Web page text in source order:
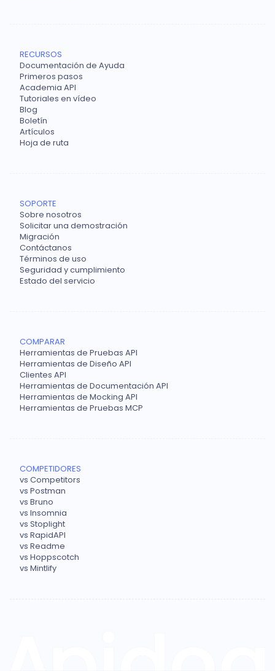
RECURSOS
Documentación de Ayuda
Primeros pasos
Academia API
Tutoriales en vídeo
Blog
Boletín
Artículos
Hoja de ruta
SOPORTE
Sobre nosotros
Solicitar una demostración
Migración
Contáctanos
Términos de uso
Seguridad y cumplimiento
Estado del servicio
COMPARAR
Herramientas de Pruebas API
Herramientas de Diseño API
Clientes API
Herramientas de Documentación API
Herramientas de Mocking API
Herramientas de Pruebas MCP
COMPETIDORES
vs Competitors
vs Postman
vs Bruno
vs Insomnia
vs Stoplight
vs RapidAPI
vs Readme
vs Hoppscotch
vs Mintlify